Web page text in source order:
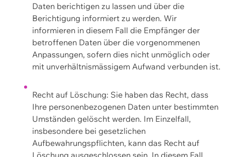
Daten berichtigen zu lassen und über die
Berichtigung informiert zu werden. Wir
informieren in diesem Fall die Empfänger der
betroffenen Daten über die vorgenommenen
Anpassungen, sofern dies nicht unmöglich oder
mit unverhältnismässigem Aufwand verbunden ist.
Recht auf Löschung: Sie haben das Recht, dass
Ihre personenbezogenen Daten unter bestimmten
Umständen gelöscht werden. Im Einzelfall,
insbesondere bei gesetzlichen
Aufbewahrungspflichten, kann das Recht auf
Löschung ausgeschlossen sein. In diesem Fall